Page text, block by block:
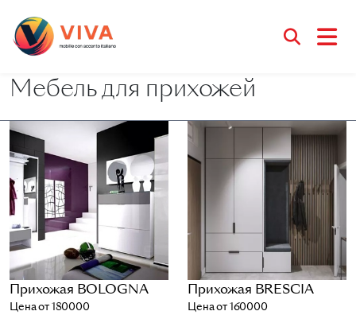
Мебель для прихожей
Прихожая BOLOGNA
Цена от 180000
Прихожая BRESCIA
Цена от 160000